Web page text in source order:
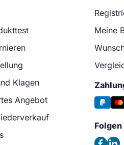
Klagen
Angebot
Meine